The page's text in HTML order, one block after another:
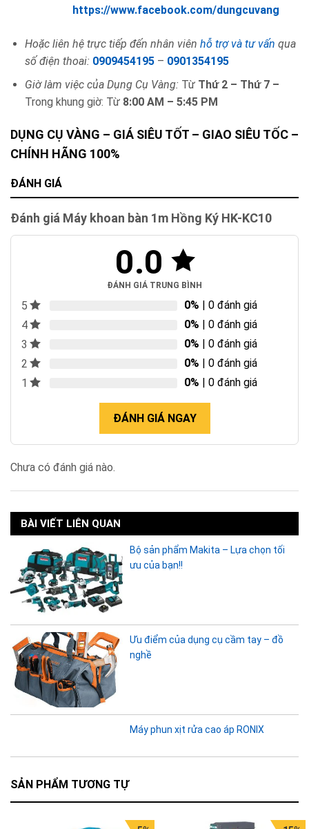
https://www.facebook.com/dungcuvang
Hoặc liên hệ trực tiếp đến nhân viên hỗ trợ và tư vấn qua
số điện thoai: 0909454195– 0901354195
Giờ làm việc của Dụng Cụ Vàng: Từ Thứ 2 – Thứ 7 –
Trong khung giờ: Từ 8:00 AM – 5:45 PM
DỤNG CỤ VÀNG – GIÁ SIÊU TỐT – GIAO SIÊU TỐC –
CHÍNH HÃNG 100%
ĐÁNH GIÁ
Đánh giá Máy khoan bàn 1m Hồng Ký HK-KC10
0.0
ĐÁNH GIÁ TRUNG BÌNH
5 0% | 0 đánh giá
4
0% | 0 đánh giá
3
0% | 0 đánh giá
2
0% | 0 đánh giá
1
0% | 0 đánh giá
ĐÁNH GIÁ NGAY
Chưa có đánh giá nào.
BÀI VIẾT LIÊN QUAN
Bộ sản phẩm Makita – Lựa chọn tối
ưu của bạn!!
Ưu điểm của dụng cụ cầm tay – đồ
nghề
Máy phun xịt rửa cao áp RONIX
SẢN PHẨM TƯƠNG TỰ